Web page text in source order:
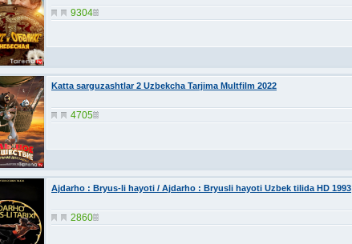
9304
Katta sarguzashtlar 2 Uzbekcha Tarjima Multfilm 2022
4705
Ajdarho : Bryus-li hayoti / Ajdarho : Bryusli hayoti Uzbek tilida HD 1993
2860